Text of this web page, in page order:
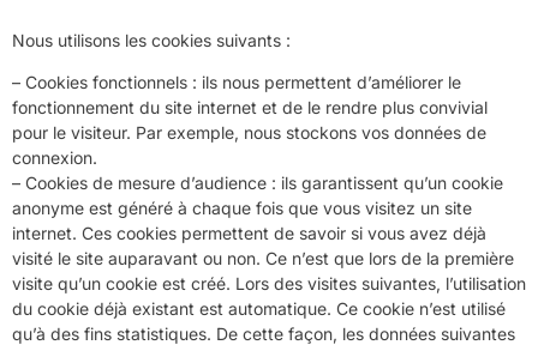
Nous utilisons les cookies suivants :
– Cookies fonctionnels : ils nous permettent d’améliorer le
fonctionnement du site internet et de le rendre plus convivial
pour le visiteur. Par exemple, nous stockons vos données de
connexion.
– Cookies de mesure d’audience : ils garantissent qu’un cookie
anonyme est généré à chaque fois que vous visitez un site
internet. Ces cookies permettent de savoir si vous avez déjà
visité le site auparavant ou non. Ce n’est que lors de la première
visite qu’un cookie est créé. Lors des visites suivantes, l’utilisation
du cookie déjà existant est automatique. Ce cookie n’est utilisé
qu’à des fins statistiques. De cette façon, les données suivantes